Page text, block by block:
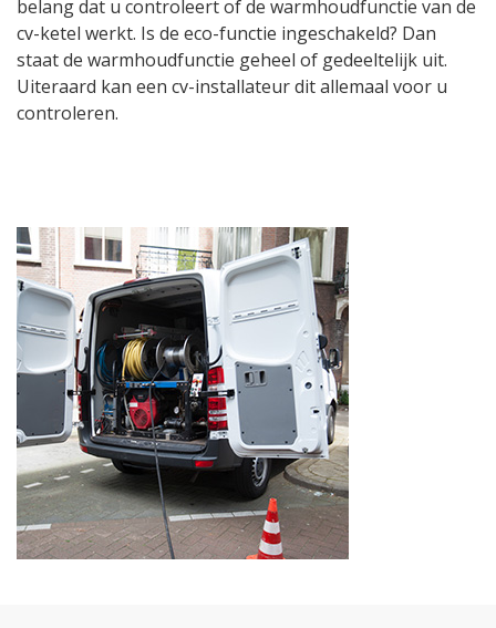
belang dat u controleert of de warmhoudfunctie van de
cv-ketel werkt. Is de eco-functie ingeschakeld? Dan
staat de warmhoudfunctie geheel of gedeeltelijk uit.
Uiteraard kan een cv-installateur dit allemaal voor u
controleren.